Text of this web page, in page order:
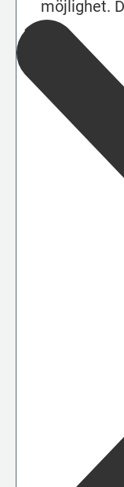
möjlighet.